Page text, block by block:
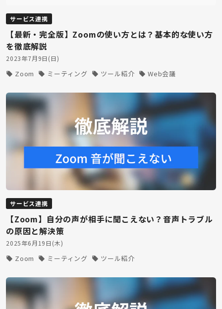
サービス連携
【最新・完全版】Zoomの使い方とは？基本的な使い方
を徹底解説
2023年7月9日(日)
Zoom ミーティング ツール紹介 Web会議
サービス連携
【Zoom】自分の声が相手に聞こえない？音声トラブル
の原因と解決策
2025年6月19日(木)
Zoom ミーティング ツール紹介